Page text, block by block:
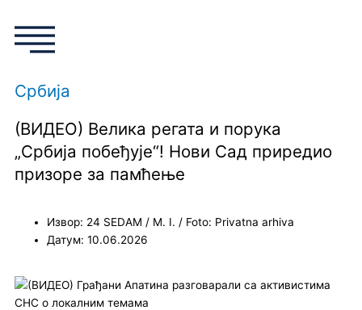
c
e
b
o
k
a
g
a
m
t
e
u
b
e
Србија
(ВИДЕО) Велика регата и порука
„Србија побеђује“! Нови Сад приредио
призоре за памћење
Извор: 24 SEDAM / M. I. / Foto: Privatna arhiva
Датум: 10.06.2026